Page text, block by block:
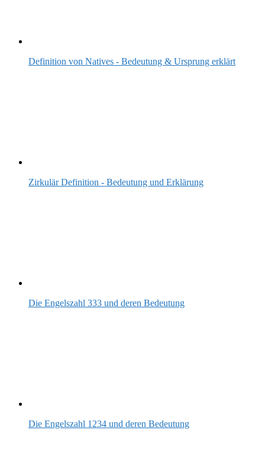
Definition von Natives - Bedeutung & Ursprung erklärt
Zirkulär Definition - Bedeutung und Erklärung
Die Engelszahl 333 und deren Bedeutung
Die Engelszahl 1234 und deren Bedeutung